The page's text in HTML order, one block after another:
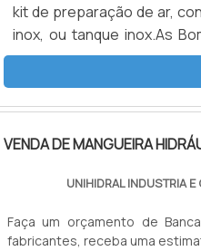
kit de preparação de ar,
inox, ou tanque inox.As
compressor ou Nitrogênio,
reguláveis até 15.000 psi
VENDA DE MANGUEIRA
UNIHIDRAL INDUSTRIA
Faça um orçamento de
fabricantes, receba uma